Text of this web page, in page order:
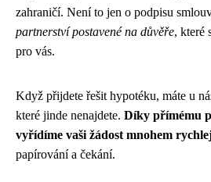
zahraničí. Není to jen o podpisu
partnerství postavené na důvěře, které
pro vás.
Když přijdete řešit hypotéku, máte u
které jinde nenajdete. Díky přímému
vyřídíme vaši žádost mnohem
papírování a čekání.